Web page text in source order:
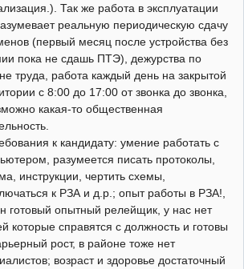
Так же работа в эксплуатации
реальную периодическую сдачу
(первый месяц после устройства без
пока не сдашь ПТЭ), дежурства по
труда, работа каждый день на закрытой
с 8:00 до 17:00 от звонка до звонка,
какая-то общественная
к кандидату: умение работать с
разумеется писать протоколы,
инструкции, чертить схемы,
к РЗА и д.р.; опыт работы в РЗА!,
готовый опытный релейщик, у нас нет
которые справятся с должность и готовы
рост, в районе тоже нет
возраст и здоровье достаточный